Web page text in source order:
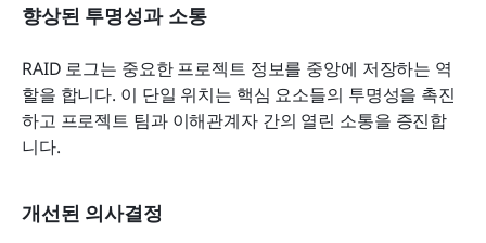
향상된 투명성과 소통
RAID 로그는 중요한 프로젝트 정보를 중앙에 저장하는 역
할을 합니다. 이 단일 위치는 핵심 요소들의 투명성을 촉진
하고 프로젝트 팀과 이해관계자 간의 열린 소통을 증진합
니다.
개선된 의사결정